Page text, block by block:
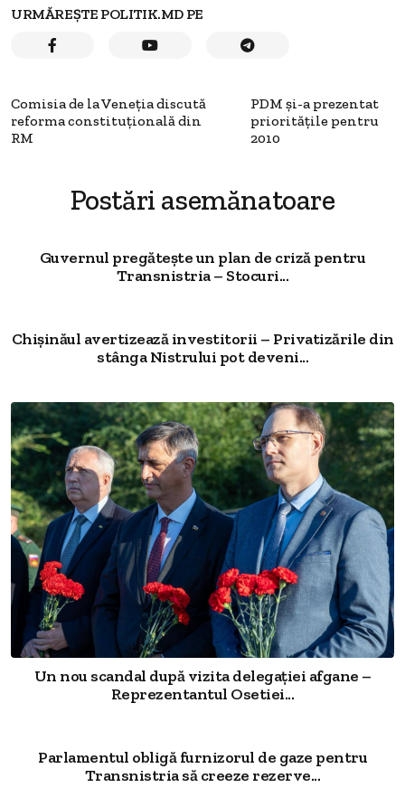
URMĂREȘTE POLITIK.MD PE
Comisia de la Veneţia discută
reforma constituţională din
RM
PDM şi-a prezentat
priorităţile pentru
2010
Postări asemănatoare
Guvernul pregătește un plan de criză pentru
Transnistria – Stocuri...
Chișinăul avertizează investitorii – Privatizările din
stânga Nistrului pot deveni...
Un nou scandal după vizita delegației afgane –
Reprezentantul Osetiei...
Parlamentul obligă furnizorul de gaze pentru
Transnistria să creeze rezerve...